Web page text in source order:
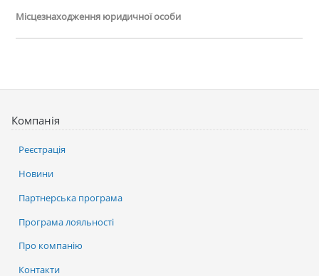
Місцезнаходження юридичної особи
Компанія
Реєстрація
Новини
Партнерська програма
Програма лояльності
Про компанію
Контакти